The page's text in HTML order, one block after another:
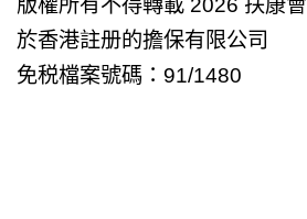
版權所有不得轉載 2026 扶康會
於香港註册的擔保有限公司
免税檔案號碼：91/1480